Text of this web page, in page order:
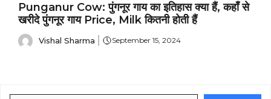
Punganur Cow: पुंगनूर गाय का इतिहास क्या हैं, कहाँ से
खरीदे पुंगनूर गाय Price, Milk कितनी होती हैं
Vishal Sharma September 15, 2024